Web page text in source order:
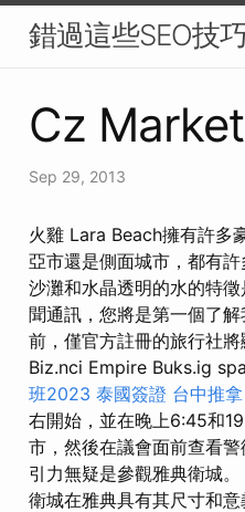
錯過這些SEO技
Cz
Sep 29, 2013
火雞 Lara Beach擁有許多
亞市還是側面城市，都有
沙灘和水晶透明的水的特
聞通訊，您將是第一個了
前，僅官方註冊的旅行社
Biz.nci Empire Buks.ig
班2023 泰國簽證 台中推拿
右開始，並在晚上6:45和
市，然後在議會面前查看警
引力無疑是參觀雅典衛城。
衛城在雅典具有其尺寸和